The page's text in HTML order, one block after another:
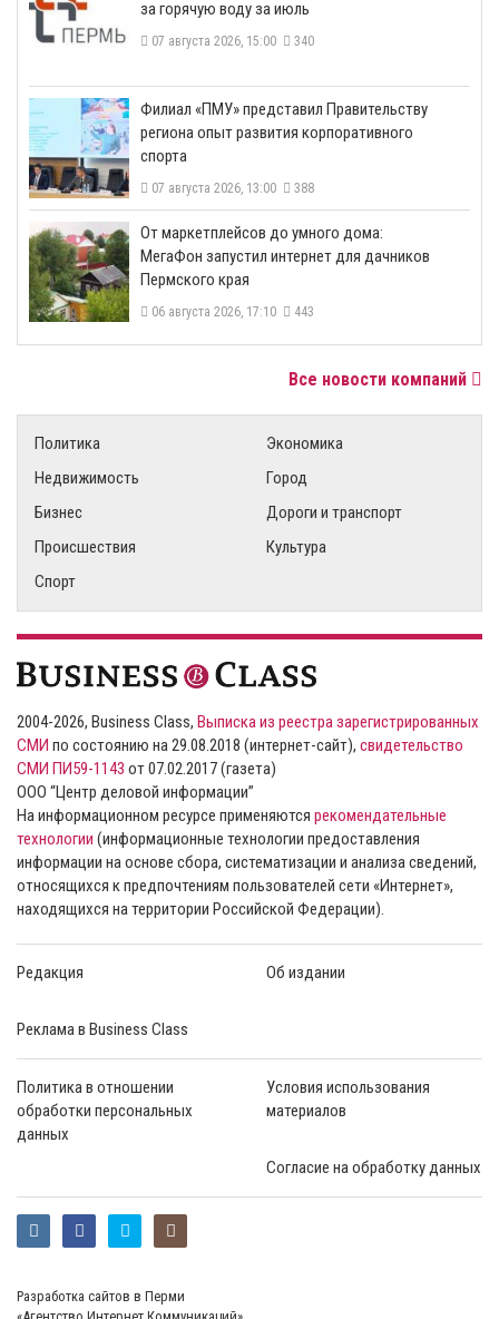
за горячую воду за июль
07 августа 2026, 15:00 340
​Филиал «ПМУ» представил Правительству
региона опыт развития корпоративного
спорта
07 августа 2026, 13:00 388
От маркетплейсов до умного дома:
МегаФон запустил интернет для дачников
Пермского края
06 августа 2026, 17:10 443
Все новости компаний
Политика
Экономика
Недвижимость
Город
Бизнес
Дороги и транспорт
Происшествия
Культура
Спорт
2004-2026, Business Class, Выписка из реестра зарегистрированных
СМИ по состоянию на 29.08.2018 (интернет-сайт), свидетельство
СМИ ПИ59-1143 от 07.02.2017 (газета)
ООО “Центр деловой информации”
На информационном ресурсе применяются рекомендательные
технологии (информационные технологии предоставления
информации на основе сбора, систематизации и анализа сведений,
относящихся к предпочтениям пользователей сети «Интернет»,
находящихся на территории Российской Федерации).
Редакция Об издании
Реклама в Business Class
Политика в отношении
обработки персональных
данных
Условия использования
материалов
Согласие на обработку данных
Разработка сайтов в Перми